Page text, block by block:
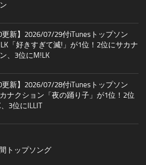
更新】2026/07/29付iTunesトップソン
「好きすぎて滅!」が1位！2位にサカナ
、3位にM!LK
更新】2026/07/28付iTunesトップソン
ナクション「夜の踊り子」が1位！2位
3位にILLIT
トップソング